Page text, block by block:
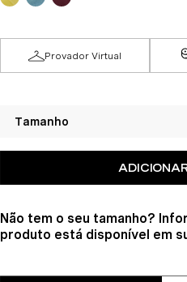
Provador Virtual
Não tem o seu tamanho?
produto está disponível em